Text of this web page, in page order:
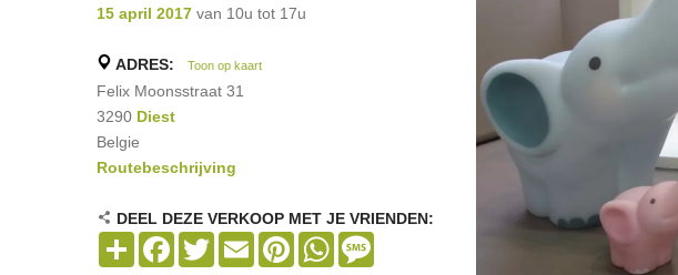
15 april 2017 van 10u tot 17u
ADRES: Toon op kaart
Felix Moonsstraat 31
3290 Diest
Belgie
Routebeschrijving
DEEL DEZE VERKOOP MET JE VRIENDEN:
Share Facebook
TwitterEmail PinterestWhatsApp